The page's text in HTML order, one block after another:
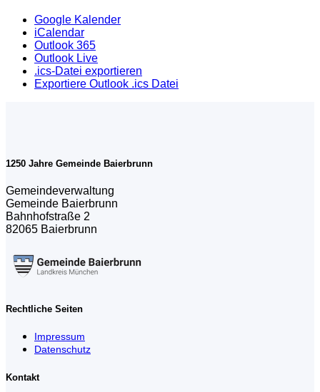
Google Kalender
iCalendar
Outlook 365
Outlook Live
.ics-Datei exportieren
Exportiere Outlook .ics Datei
1250 Jahre Gemeinde Baierbrunn
Gemeindeverwaltung
Gemeinde Baierbrunn
Bahnhofstraße 2
82065 Baierbrunn
Rechtliche Seiten
Impressum
Datenschutz
Kontakt